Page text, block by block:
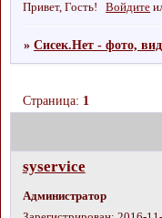
Привет, Гость! Войдите
»Сисек.Нет - фото,
Страница: 1
syservice
Администратор